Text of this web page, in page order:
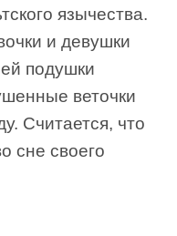
язычества.
и девушки
подушки
веточки
Считается, что
сне своего